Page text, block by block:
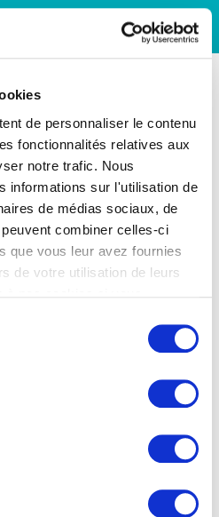
de personnaliser le contenu
fonctionnalités relatives aux
notre trafic. Nous
informations sur l'utilisation de
de médias sociaux, de
combiner celles-ci
que vous leur avez fournies
de votre utilisation de leurs